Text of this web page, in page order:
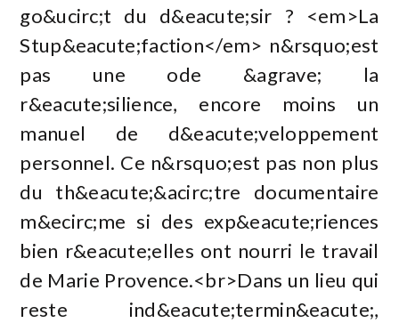
go&ucirc;t du d&eacute;sir ? <em>La
Stup&eacute;faction</em> n&rsquo;est
pas une ode &agrave; la
r&eacute;silience, encore moins un
manuel de d&eacute;veloppement
personnel. Ce n&rsquo;est pas non plus
du th&eacute;&acirc;tre documentaire
m&ecirc;me si des exp&eacute;riences
bien r&eacute;elles ont nourri le travail
de Marie Provence.<br>Dans un lieu qui
reste ind&eacute;termin&eacute;,